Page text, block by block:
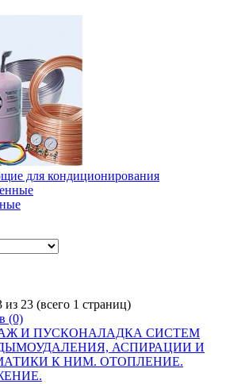
для кондиционирования
23 (всего 1 страниц)
(0)